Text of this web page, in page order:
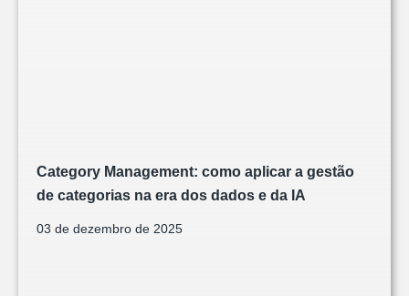
Category Management: como aplicar a gestão
de categorias na era dos dados e da IA
03 de dezembro de 2025